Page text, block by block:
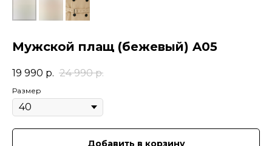
Мужской плащ (бежевый) A05
19 990 р. 24 990 р.
Размер
Добавить в корзину